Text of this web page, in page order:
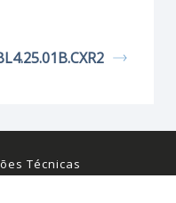
Técnicas